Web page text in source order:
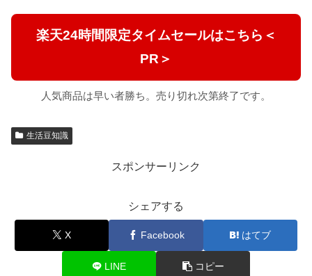
楽天24時間限定タイムセールはこちら＜
PR＞
人気商品は早い者勝ち。売り切れ次第終了です。
生活豆知識
スポンサーリンク
シェアする
X Facebook はてブ
LINE コピー